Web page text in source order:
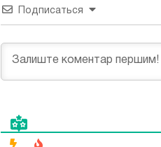
Подписаться